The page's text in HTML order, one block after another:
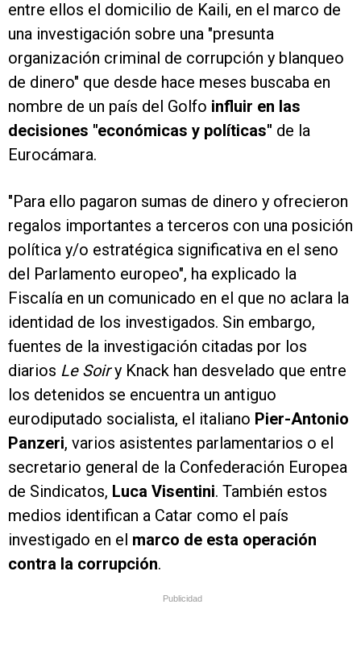
entre ellos el domicilio de Kaili, en el marco de
una investigación sobre una "presunta
organización criminal de corrupción y blanqueo
de dinero" que desde hace meses buscaba en
nombre de un país del Golfo influir en las
decisiones "económicas y políticas" de la
Eurocámara.
"Para ello pagaron sumas de dinero y ofrecieron
regalos importantes a terceros con una posición
política y/o estratégica significativa en el seno
del Parlamento europeo", ha explicado la
Fiscalía en un comunicado en el que no aclara la
identidad de los investigados. Sin embargo,
fuentes de la investigación citadas por los
diarios Le Soiry Knack han desvelado que entre
los detenidos se encuentra un antiguo
eurodiputado socialista, el italiano Pier-Antonio
Panzeri, varios asistentes parlamentarios o el
secretario general de la Confederación Europea
de Sindicatos, Luca Visentini. También estos
medios identifican a Catar como el país
investigado en el marco de esta operación
contra la corrupción.
Publicidad